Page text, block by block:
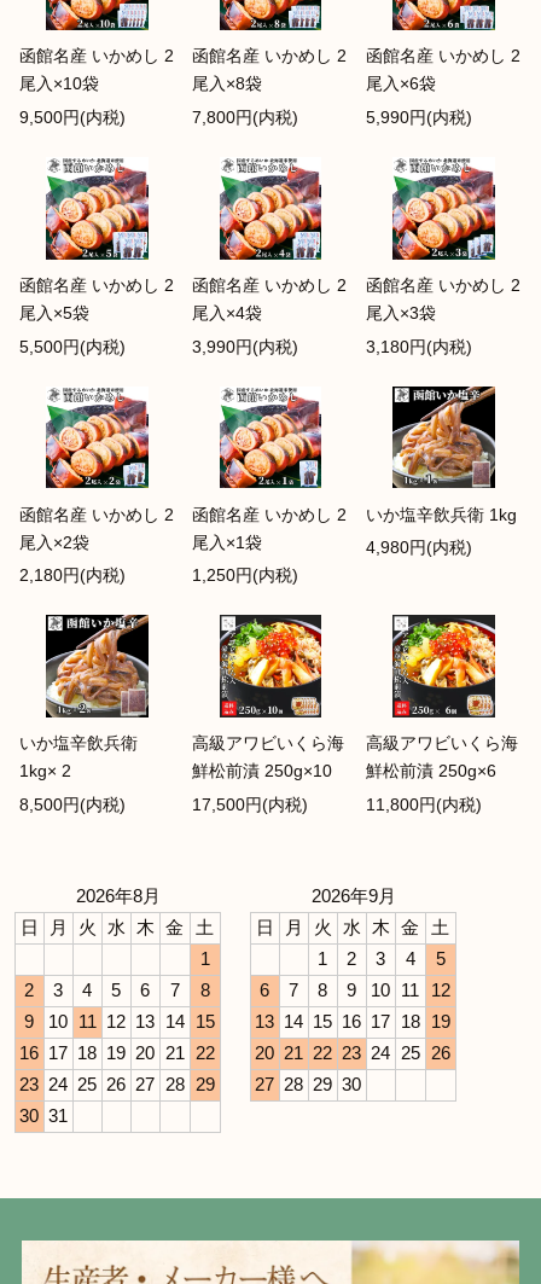
函館名産 いかめし 2
尾入×10袋
9,500円(内税)
函館名産 いかめし 2
尾入×8袋
7,800円(内税)
函館名産 いかめし 2
尾入×6袋
5,990円(内税)
函館名産 いかめし 2
尾入×5袋
5,500円(内税)
函館名産 いかめし 2
尾入×4袋
3,990円(内税)
函館名産 いかめし 2
尾入×3袋
3,180円(内税)
函館名産 いかめし 2
尾入×2袋
2,180円(内税)
函館名産 いかめし 2
尾入×1袋
1,250円(内税)
いか塩辛飲兵衛 1kg
4,980円(内税)
いか塩辛飲兵衛
1kg× 2
8,500円(内税)
高級アワビいくら海
鮮松前漬 250g×10
17,500円(内税)
高級アワビいくら海
鮮松前漬 250g×6
11,800円(内税)
2026年8月
日
月 火 水 木 金
土
1
2
3 4 5 6 7
8
9
10 11 12 13 14
15
16 17 18 19 20 21
22
23 24 25 26 27 28
29
30 31
2026年9月
日
月 火 水 木 金
土
1
2 3 4
5
6
7 8 9 10 11
12
13 14 15 16 17 18
19
20 21 22 23 24 25
26
27 28 29 30